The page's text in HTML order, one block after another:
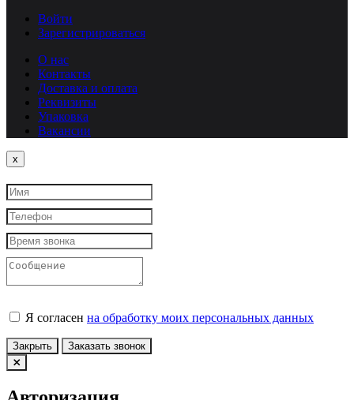
Войти
Зарегистрироваться
О нас
Контакты
Доставка и оплата
Реквизиты
Упаковка
Вакансии
x
Я согласен на обработку моих персональных данных
Закрыть Заказать звонок